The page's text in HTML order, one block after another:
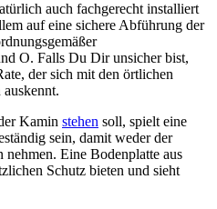
auch fachgerecht installiert
auf eine sichere Abführung der
O. Falls Du Dir unsicher bist,
der sich mit den örtlichen
Kamin stehen soll, spielt eine
sein, damit weder der
Eine Bodenplatte aus
Schutz bieten und sieht